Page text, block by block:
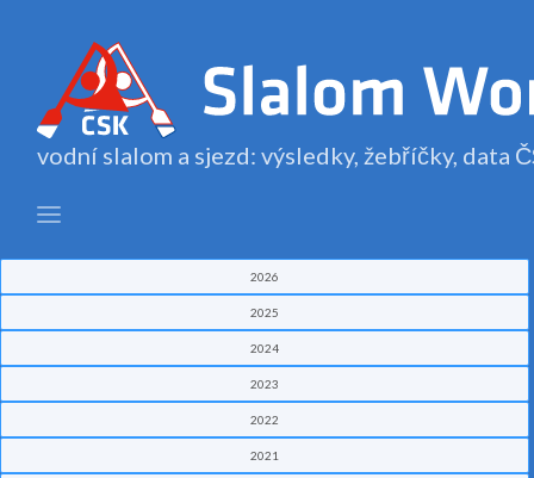
vodní slalom a sjezd: výsledky, žebříčky, data
2026
2025
2024
2023
2022
2021